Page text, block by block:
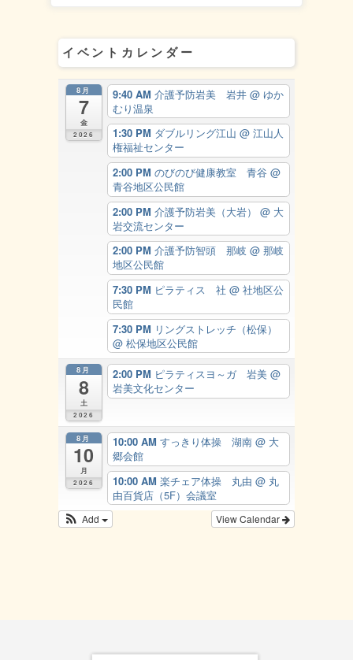
イベントカレンダー
8月
7
金
2026
9:40 AM 介護予防岩美 岩井 @ ゆか
むり温泉
1:30 PM ダブルリング江山 @ 江山人
権福祉センター
2:00 PM のびのび健康教室 青谷 @
青谷地区公民館
2:00 PM 介護予防岩美（大岩） @ 大
岩交流センター
2:00 PM 介護予防智頭 那岐 @ 那岐
地区公民館
7:30 PM ピラティス 社 @ 社地区公
民館
7:30 PM リングストレッチ（松保）
@ 松保地区公民館
8月
8
土
2026
2:00 PM ピラティスヨ～ガ 岩美 @
岩美文化センター
8月
10
月
2026
10:00 AM すっきり体操 湖南 @ 大
郷会館
10:00 AM 楽チェア体操 丸由 @ 丸
由百貨店（5F）会議室
View Calendar
Add